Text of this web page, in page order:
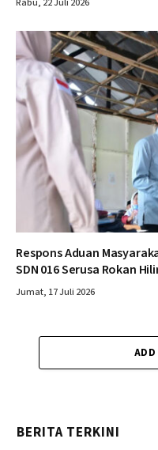
Rabu, 22 Juli 2026
Respons Aduan
SDN 016 Serusa Rokan
Jumat, 17 Juli 2026
ADD
BERITA TERKINI